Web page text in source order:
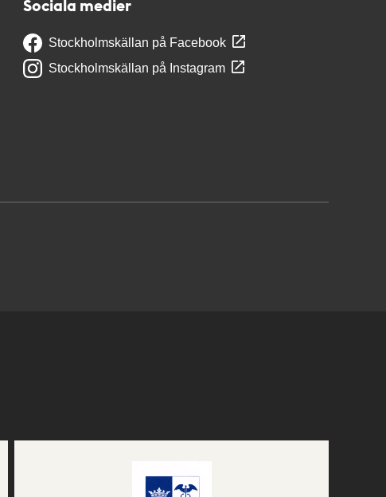
Sociala medier
Stockholmskällan på Facebook
Stockholmskällan på Instagram